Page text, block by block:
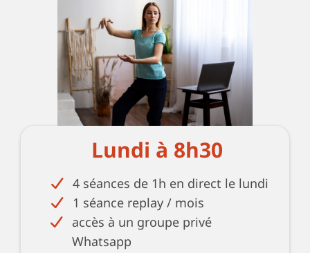
Lundi à 8h30
4 séances de 1h en direct le lundi
1 séance replay / mois
accès à un groupe privé
Whatsapp